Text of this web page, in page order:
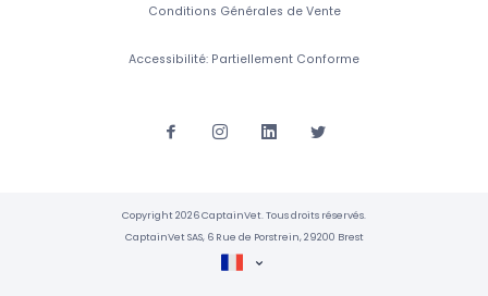
Conditions Générales de Vente
Accessibilité: Partiellement Conforme
Copyright 2026 CaptainVet. Tous droits réservés.
CaptainVet SAS, 6 Rue de Porstrein, 29200 Brest